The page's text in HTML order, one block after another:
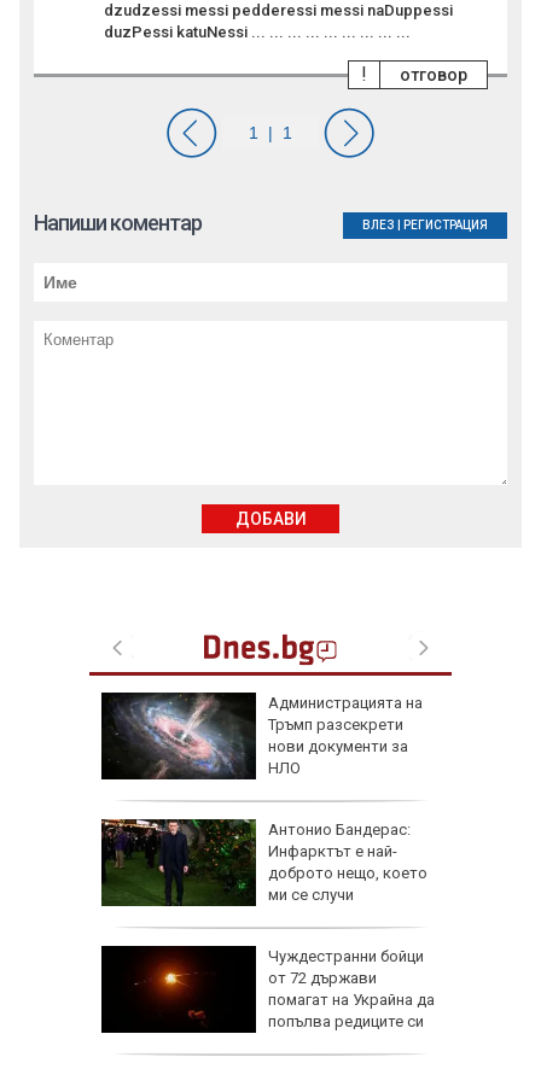
Администрацията на
Тръмп разсекрети
нови документи за
НЛО
Антонио Бандерас:
Инфарктът е най-
доброто нещо, което
ми се случи
Чуждестранни бойци
от 72 държави
помагат на Украйна да
попълва редиците си
dzudzessi messi pedderessi messi naDuppessi
duzPessi katuNessi ... ... ... ... ... ... ... ... ...
отговор
!
Напиши коментар ВЛЕЗ РЕГИСТРАЦИЯ
ДОБАВИ